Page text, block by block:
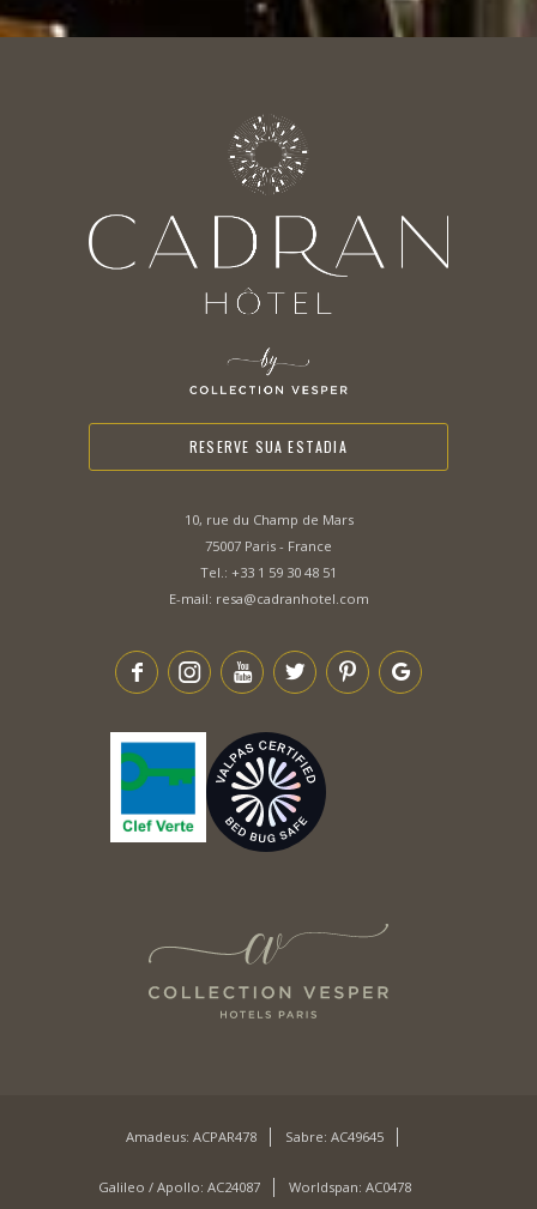
RESERVE SUA ESTADIA
10, rue du Champ de Mars
75007 Paris - France
Tel.: +33 1 59 30 48 51
E-mail: resa@cadranhotel.com
Amadeus: ACPAR478 Sabre: AC49645
Galileo / Apollo: AC24087 Worldspan: AC0478